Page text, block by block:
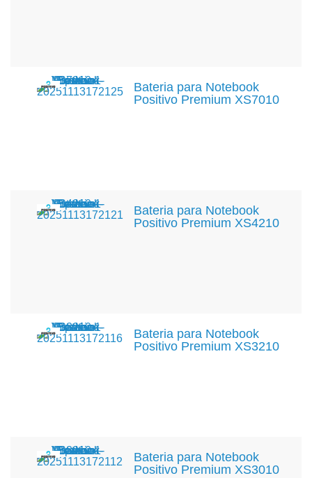
Bateria para Notebook
Positivo Premium XS7010
Bateria para Notebook
Positivo Premium XS4210
Bateria para Notebook
Positivo Premium XS3210
Bateria para Notebook
Positivo Premium XS3010